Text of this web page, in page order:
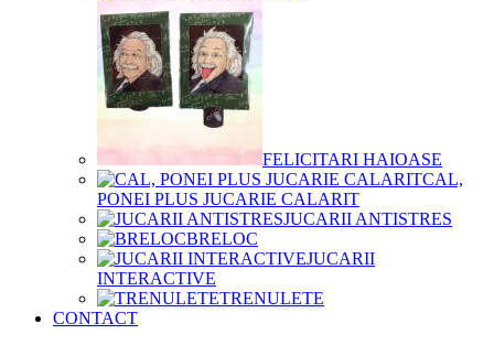
FELICITARI HAIOASE
CAL,
PONEI PLUS JUCARIE CALARIT
JUCARII ANTISTRES
BRELOC
JUCARII
INTERACTIVE
TRENULETE
CONTACT